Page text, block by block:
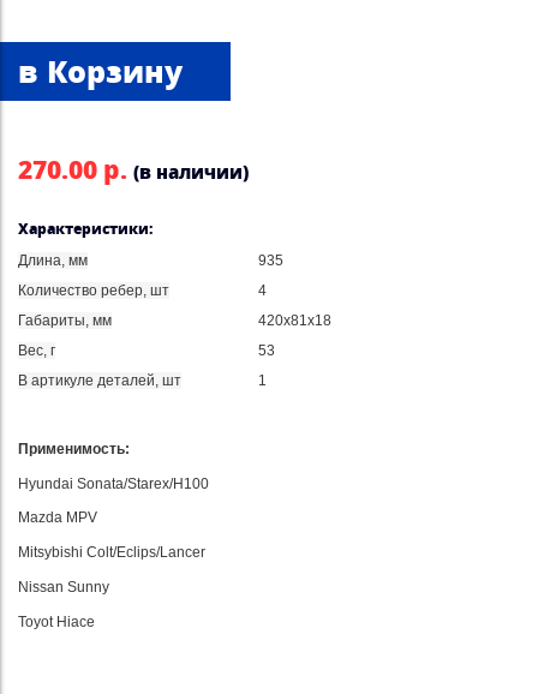
270.00 р. (в наличии)
Характеристики:
Длина, мм
935
Количество ребер, шт
4
Габариты, мм
420x81x18
Вес, г
53
В артикуле деталей, шт
1
Применимость:
Hyundai Sonata/Starex/H100
Mazda MPV
Mitsybishi Colt/Eclips/Lancer
Nissan Sunny
Toyot Hiace